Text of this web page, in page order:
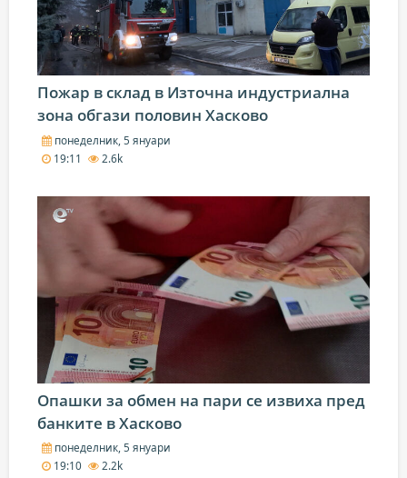
Пожар в склад в Източна индустриална
зона обгази половин Хасково
понеделник, 5 януари
19:11
2.6k
Опашки за обмен на пари се извиха пред
банките в Хасково
понеделник, 5 януари
19:10
2.2k